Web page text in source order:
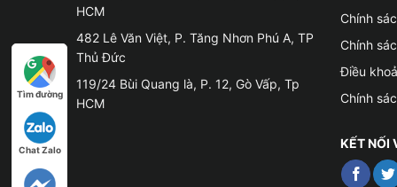
HCM
482 Lê Văn Việt, P. Tăng Nhơn Phú A, TP
Thủ Đức
119/24 Bùi Quang là, P. 12, Gò Vấp, Tp
HCM
Chính
Chính
Điều
Chính
KẾT NỐI
Tìm đường
Chat Zalo